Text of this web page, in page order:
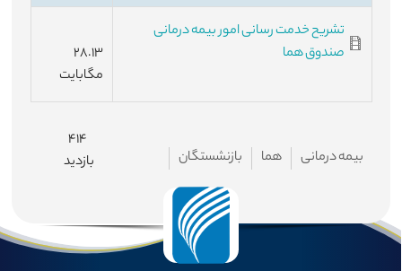
تشریح خدمت رسانی امور بیمه درمانی
صندوق هما
۲۸.۱۳
مگابایت
بیمه درمانی هما بازنشستگان
۴۱۴
بازدید